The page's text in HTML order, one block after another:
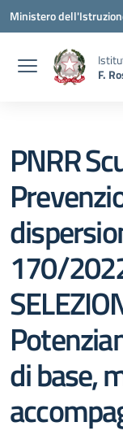
Vai ai contenuti
Vai al menu di
Vai al footer
Ministero
F.
PNRR
170/
di base,